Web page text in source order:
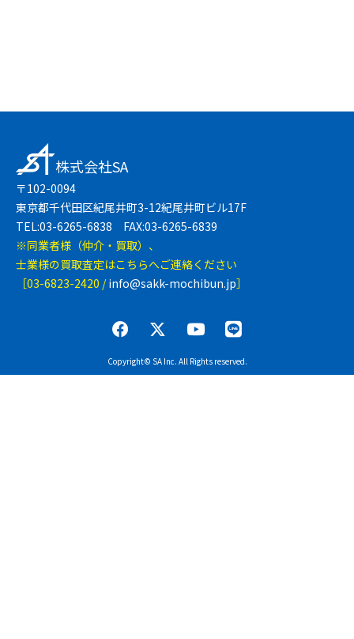
株式会社SA
〒102-0094
東京都千代田区紀尾井町3-12紀尾井町ビル17F
TEL:03-6265-6838 FAX:03-6265-6839
※同業者様（仲介・買取）、
士業様の買取査定はこちらへご連絡ください
［03-6823-2420 /info@sakk-mochibun.jp］
Copyright© SA Inc. All Rights reserved.